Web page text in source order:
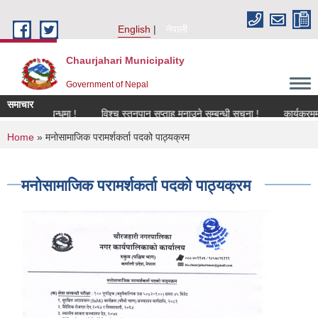
English
नेपाली
Chaurjahari Municipality
Government of Nepal
समाचार
विश्च स्तनपान सप्ताह मनाउने सम्बन्धी सूचना ! कार्यक्रममा
You are here
Home » मनोसामाजिक परामर्शकर्ता पदको पाठ्यक्रम
मनोसामाजिक परामर्शकर्ता पदको पाठ्यक्रम